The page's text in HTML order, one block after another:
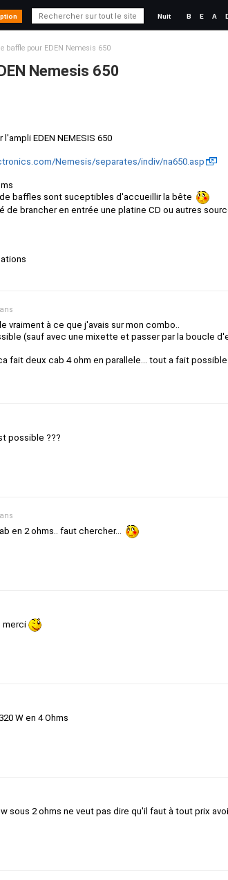
Nuit B E A
baffle pour EDEN Nemesis 650
Nemesis 650
EDEN NEMESIS 650
Nemesis/separates/indiv/na650.asp
baffles sont suceptibles d'accueillir la bête
de brancher en entrée une platine CD ou autres
vraiment à ce que j'avais sur mon combo..
(sauf avec une mixette et passer par la boucle
fait deux cab 4 ohm en parallele... tout a fait
possible ???
en 2 ohms.. faut chercher...
merci
W en 4 Ohms
sous 2 ohms ne veut pas dire qu'il faut à tout prix